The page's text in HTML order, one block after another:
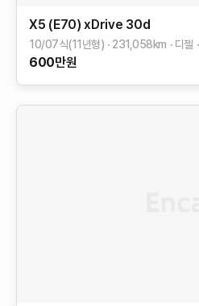
X5 (E70) xDrive 30d
10/07식(11년형) 231,058km 디젤
600만원